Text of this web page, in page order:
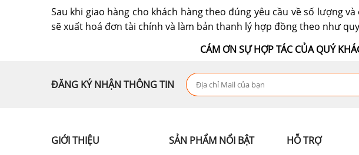
Sau khi giao hàng cho khách hàng theo đúng yêu cầu về số lượng
sẽ xuất hoá đơn tài chính và làm bản thanh lý hợp đồng theo như
CÁM ƠN SỰ HỢP TÁC CỦA QUÝ
ĐĂNG KÝ NHẬN THÔNG TIN
GIỚI THIỆU SẢN PHẨM NỔI BẬT HỖ TRỢ